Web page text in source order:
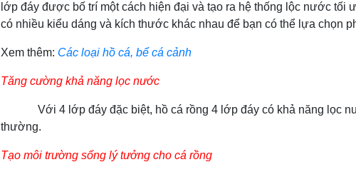
lớp đáy được bố trí một cách hiện đại và tạo ra hệ thống lộc nước tối
có nhiều kiểu dáng và kích thước khác nhau để bạn có thể lựa chọn
Xem thêm: Các loại hồ cá, bể cá cảnh
Tăng cường khả năng lọc nước
Với 4 lớp đáy đặc biệt, hồ cá rồng 4 lớp đáy có khả năng lọc
thường.
Tạo môi trường sống lý tưởng cho cá rồng